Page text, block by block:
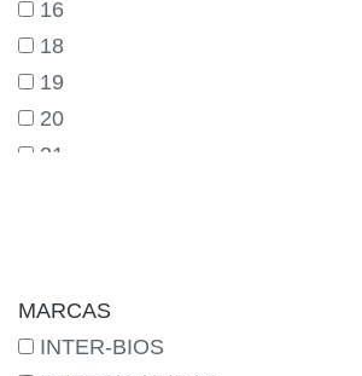
16
18
19
20
21
25
26
MARCAS
INTER-BIOS